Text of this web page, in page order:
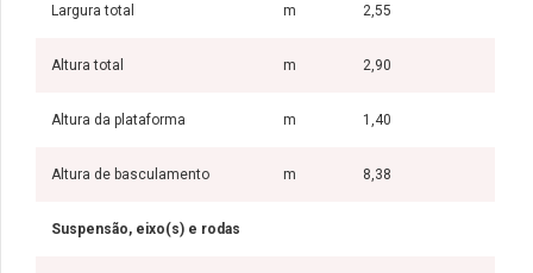
Largura total m 2,55
Altura total m 2,90
Altura da plataforma m 1,40
Altura de basculamento m 8,38
Suspensão, eixo(s) e rodas